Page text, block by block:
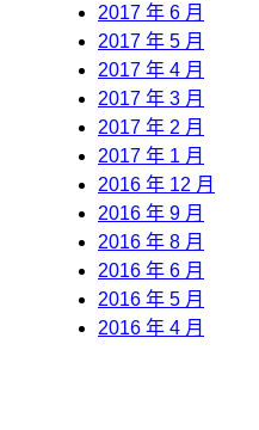
2017 年 6 月
2017 年 5 月
2017 年 4 月
2017 年 3 月
2017 年 2 月
2017 年 1 月
2016 年 12 月
2016 年 9 月
2016 年 8 月
2016 年 6 月
2016 年 5 月
2016 年 4 月